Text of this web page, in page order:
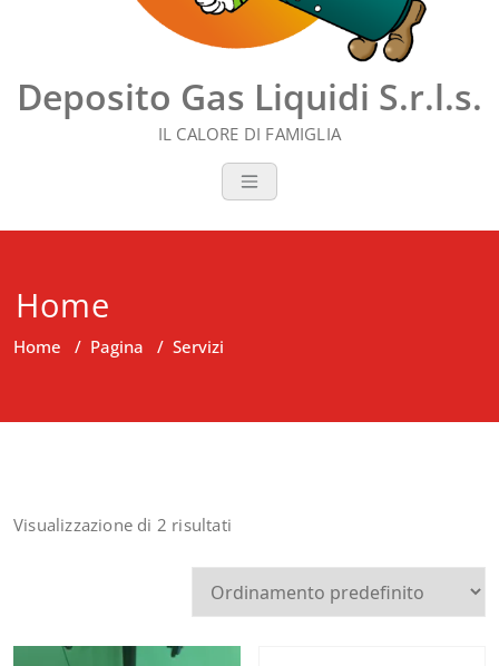
Deposito Gas Liquidi S.r.l.s.
IL CALORE DI FAMIGLIA
Home
Home / Pagina / Servizi
Visualizzazione di 2 risultati